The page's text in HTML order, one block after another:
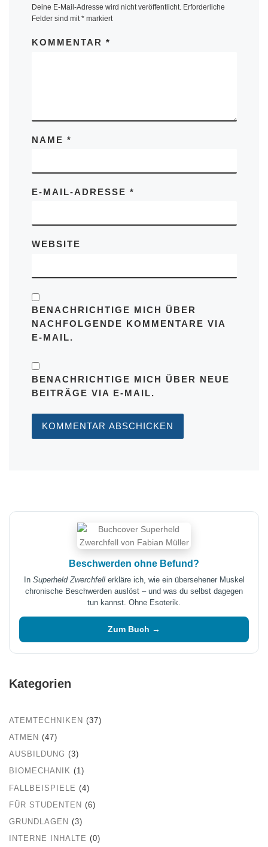
Deine E-Mail-Adresse wird nicht veröffentlicht. Erforderliche
Felder sind mit *markiert
KOMMENTAR *
NAME *
E-MAIL-ADRESSE *
WEBSITE
BENACHRICHTIGE MICH ÜBER
NACHFOLGENDE KOMMENTARE VIA
E-MAIL.
BENACHRICHTIGE MICH ÜBER NEUE
BEITRÄGE VIA E-MAIL.
Beschwerden ohne Befund?
In Superheld Zwerchfellerkläre ich, wie ein übersehener Muskel
chronische Beschwerden auslöst – und was du selbst dagegen
tun kannst. Ohne Esoterik.
Zum Buch →
Kategorien
ATEMTECHNIKEN (37)
ATMEN (47)
AUSBILDUNG (3)
BIOMECHANIK (1)
FALLBEISPIELE (4)
FÜR STUDENTEN (6)
GRUNDLAGEN (3)
INTERNE INHALTE (0)